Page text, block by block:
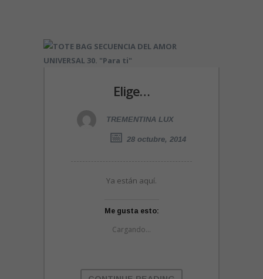
Elige…
TREMENTINA LUX
28 octubre, 2014
Ya están aquí.
Me gusta esto:
Cargando...